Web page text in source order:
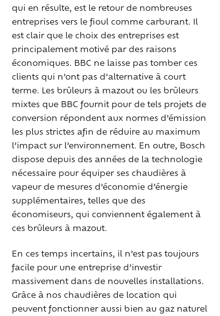
qui en résulte, est le retour de nombreuses
entreprises vers le fioul comme carburant. Il
est clair que le choix des entreprises est
principalement motivé par des raisons
économiques. BBC ne laisse pas tomber ces
clients qui n’ont pas d’alternative à court
terme. Les brûleurs à mazout ou les brûleurs
mixtes que BBC fournit pour de tels projets de
conversion répondent aux normes d’émission
les plus strictes afin de réduire au maximum
l’impact sur l’environnement. En outre, Bosch
dispose depuis des années de la technologie
nécessaire pour équiper ses chaudières à
vapeur de mesures d’économie d’énergie
supplémentaires, telles que des
économiseurs, qui conviennent également à
ces brûleurs à mazout.
En ces temps incertains, il n’est pas toujours
facile pour une entreprise d’investir
massivement dans de nouvelles installations.
Grâce à nos chaudières de location qui
peuvent fonctionner aussi bien au gaz naturel